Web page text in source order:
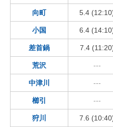
向町 5.4
小国 6.4
差首鍋 7.4
荒沢 ---
中津川 ---
櫛引 ---
狩川 7.6